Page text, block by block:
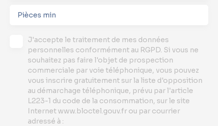
Pièces min
J'accepte le traitement de mes données
personnelles conformément au RGPD. Si vous ne
souhaitez pas faire l'objet de prospection
commerciale par voie téléphonique, vous pouvez
vous inscrire gratuitement sur la liste d'opposition
au démarchage téléphonique, prévu par l'article
L223-1 du code de la consommation, sur le site
Internet www.bloctel.gouv.fr ou par courrier
adressé à :